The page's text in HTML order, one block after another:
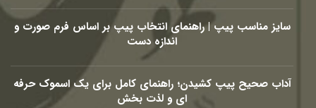
سایز مناسب پیپ | راهنمای انتخاب پیپ بر اساس فرم صورت و
اندازه دست
آداب صحیح پیپ کشیدن؛ راهنمای کامل برای یک اسموک حرفه
ای و لذت بخش